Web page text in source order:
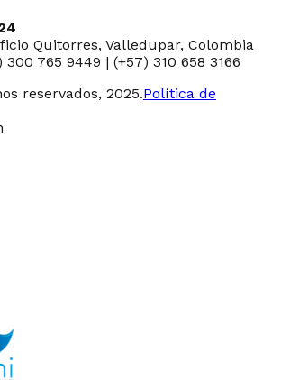
Quitorres, Valledupar, Colombia
300 765 9449 | (+57) 310 658 3166
reservados, 2025.Política de